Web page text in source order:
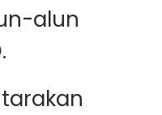
alun